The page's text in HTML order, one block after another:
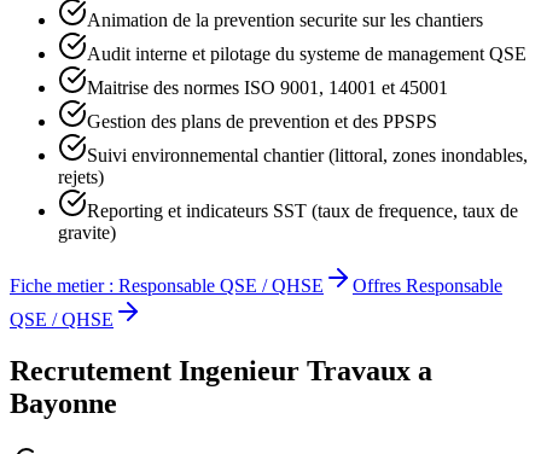
Animation de la prevention securite sur les chantiers
Audit interne et pilotage du systeme de management QSE
Maitrise des normes ISO 9001, 14001 et 45001
Gestion des plans de prevention et des PPSPS
Suivi environnemental chantier (littoral, zones inondables,
rejets)
Reporting et indicateurs SST (taux de frequence, taux de
gravite)
Fiche metier : Responsable QSE / QHSE Offres Responsable
QSE / QHSE
Recrutement Ingenieur Travaux a
Bayonne